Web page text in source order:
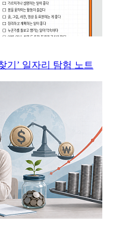
기’ 일자리 탐험 노트